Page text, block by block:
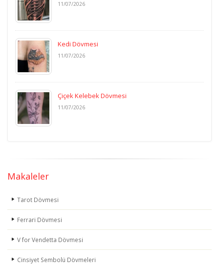
11/07/2026
Kedi Dövmesi
11/07/2026
Çiçek Kelebek Dövmesi
11/07/2026
Makaleler
Tarot Dövmesi
Ferrari Dövmesi
V for Vendetta Dövmesi
Cinsiyet Sembolü Dövmeleri